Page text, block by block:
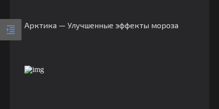
Арктика — Улучшенные эффекты мороза